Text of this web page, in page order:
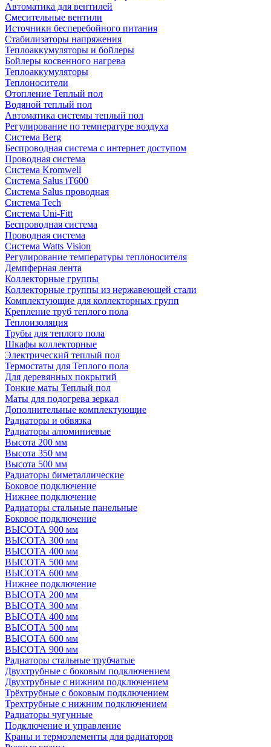
Автоматика для вентилей
Смесительные вентили
Источники бесперебойного питания
Стабилизаторы напряжения
Теплоаккумуляторы и бойлеры
Бойлеры косвенного нагрева
Теплоаккумуляторы
Теплоносители
Отопление Теплый пол
Водяной теплый пол
Автоматика системы теплый пол
Регулирование по температуре воздуха
Система Berg
Беспроводная система с интернет доступом
Проводная система
Система Kromwell
Система Salus iT600
Система Salus проводная
Система Tech
Система Uni-Fitt
Беспроводная система
Проводная система
Система Watts Vision
Регулирование температуры теплоносителя
Демпферная лента
Коллекторные группы
Коллекторные группы из нержавеющей стали
Комплектующие для коллекторных групп
Крепление труб теплого пола
Теплоизоляция
Трубы для теплого пола
Шкафы коллекторные
Электрический теплый пол
Термостаты для Теплого пола
Для деревянных покрытий
Тонкие маты Теплый пол
Маты для подогрева зеркал
Дополнительные комплектующие
Радиаторы и обвязка
Радиаторы алюминиевые
Высота 200 мм
Высота 350 мм
Высота 500 мм
Радиаторы биметаллические
Боковое подключение
Нижнее подключение
Радиаторы стальные панельные
Боковое подключение
ВЫСОТА 900 мм
ВЫСОТА 300 мм
ВЫСОТА 400 мм
ВЫСОТА 500 мм
ВЫСОТА 600 мм
Нижнее подключение
ВЫСОТА 200 мм
ВЫСОТА 300 мм
ВЫСОТА 400 мм
ВЫСОТА 500 мм
ВЫСОТА 600 мм
ВЫСОТА 900 мм
Радиаторы стальные трубчатые
Двухтрубные с боковым подключением
Двухтрубные с нижним подключением
Трёхтрубные с боковым подключением
Трехтрубные с нижним подключением
Радиаторы чугунные
Подключение и управление
Краны и термоэлементы для радиаторов